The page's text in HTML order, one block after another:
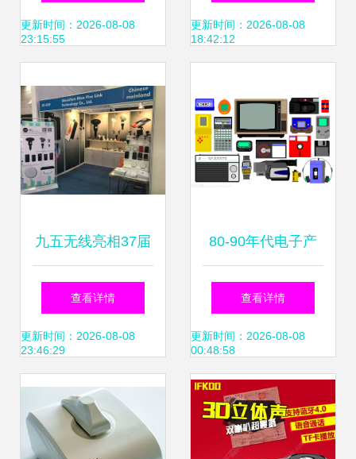
术解析
更新时间：2026-08-08
23:15:55
升级的视觉之道
更新时间：2026-08-08
18:42:12
九五无线亮相37届
香港秋季电子产品
展，最新iPhone X
充电产品成焦点
查看详情
更新时间：2026-08-08
23:46:29
80-90年代电子产
品的黄金时代 插图
背后的技术与文化
查看详情
更新时间：2026-08-08
00:48:58